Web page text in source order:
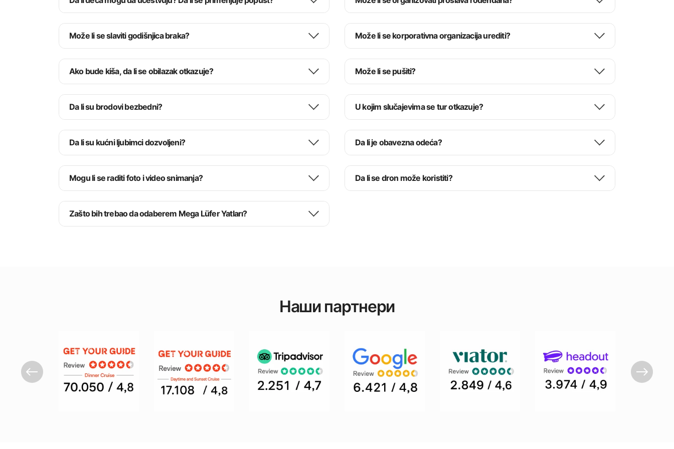
Romske plesne predstave
Turski narodni plesovi
Živa turska muzika
Tradicionalni kulturni nastupi
Profesionalni DJ nastup
Naš profesionalni tim, sastavljen od najistaknutijih umetnika iz Istanbula, predstavlja tursku kulturu na zabavan i upečatljiv način.
Može li se slaviti godišnjica braka? Može li se korporativna organizacija urediti?
Ako bude kiša, da li se obilazak otkazuje? Može li se pušiti?
Da li su brodovi bezbedni? U kojim slučajevima se tur otkazuje?
Da li su kućni ljubimci dozvoljeni? Da li je obavezna odeća?
Mogu li se raditi foto i video snimanja? Da li se dron može koristiti?
Zašto bih trebao da odaberem Mega Lüfer Yatları?
Наши партнери